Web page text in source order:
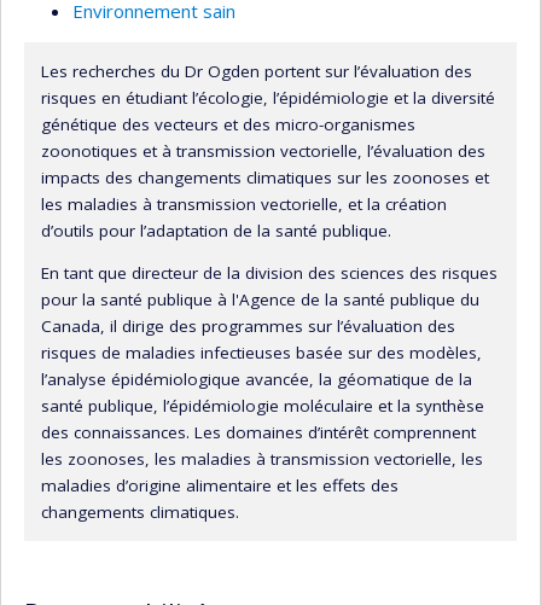
Environnement sain
Les recherches du Dr Ogden portent sur l’évaluation des
risques en étudiant l’écologie, l’épidémiologie et la diversité
génétique des vecteurs et des micro-organismes
zoonotiques et à transmission vectorielle, l’évaluation des
impacts des changements climatiques sur les zoonoses et
les maladies à transmission vectorielle, et la création
d’outils pour l’adaptation de la santé publique.
En tant que directeur de la division des sciences des risques
pour la santé publique à l'Agence de la santé publique du
Canada, il dirige des programmes sur l’évaluation des
risques de maladies infectieuses basée sur des modèles,
l’analyse épidémiologique avancée, la géomatique de la
santé publique, l’épidémiologie moléculaire et la synthèse
des connaissances. Les domaines d’intérêt comprennent
les zoonoses, les maladies à transmission vectorielle, les
maladies d’origine alimentaire et les effets des
changements climatiques.